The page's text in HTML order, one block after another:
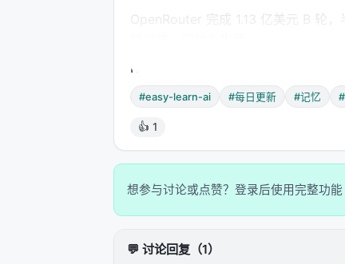
OpenRouter 完成 1.13 亿美元 B 轮
DeepSeek 传出约 102.9 亿美元融资
signal。
---
今天的主题可以总结成一句话：模型
#easy-learn-ai #每日更新 #记忆
👍 1
想参与讨论或点赞？登录后使用完整功能
💬 讨论回复（1）